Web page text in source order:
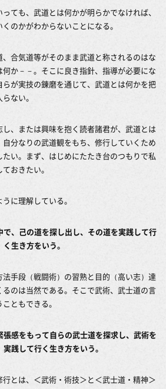
ても、武道とは何かが明らかでなければ、
のかがわからないことになる。
合気道等がそのまま武道と称されるのはな
か－－。そこに良き指針、指導が必要にな
が実技の錬磨を通じて、武道とは何かを把
ない。
、または興味を抱く読者諸君が、武道とは
分なりの武道観をもち、修行していくため
い。まず、はじめにたたき台のつもりで私
おきたい。
に理解している。
、己の道を探し出し、その道を実践して行
く生き方をいう。
手段（戦闘術）の習熟と目的（高い志）達
のは当然である。そこで武術、武士道の言
ともできる。
感をもって自らの武士道を探求し、武術を
践して行く生き方をいう。
とは、＜武術・術技＞と＜武士道・精神＞